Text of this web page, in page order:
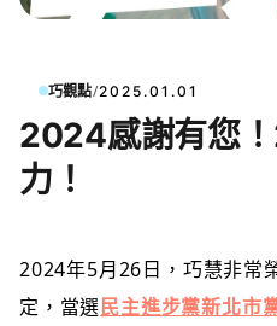
巧觀點/2025.01.01
2024感謝有您
力！
2024年5月26日，巧慧非常
定，當選民主進步黨新北市